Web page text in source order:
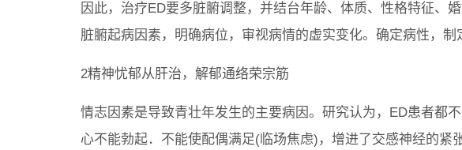
因此，治疗ED要多脏腑调整，并结台年龄、体质、性格特征、
脏腑起病因素，明确病位，审视病情的虚实变化。确定病性，制
2精神忧郁从肝治，解郁通络荣宗筋
情志因素是导致青壮年发生的主要病因。研究认为，ED患者都
心不能勃起．不能使配偶满足(临场焦虑)，增进了交感神经的紧